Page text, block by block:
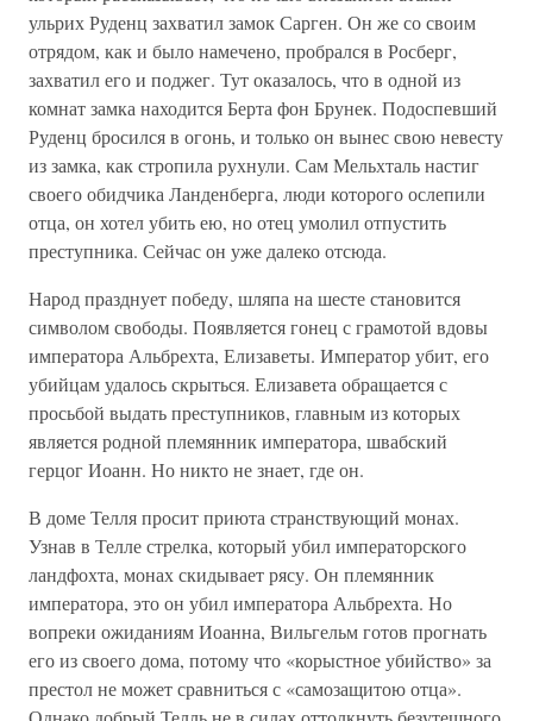
ульрих Руденц захватил замок Сарген. Он же со своим
отрядом, как и было намечено, пробрался в Росберг,
захватил его и поджег. Тут оказалось, что в одной из
комнат замка находится Берта фон Брунек. Подоспевший
Руденц бросился в огонь, и только он вынес свою невесту
из замка, как стропила рухнули. Сам Мельхталь настиг
своего обидчика Ланденберга, люди которого ослепили
отца, он хотел убить ею, но отец умолил отпустить
преступника. Сейчас он уже далеко отсюда.
Народ празднует победу, шляпа на шесте становится
символом свободы. Появляется гонец с грамотой вдовы
императора Альбрехта, Елизаветы. Император убит, его
убийцам удалось скрыться. Елизавета обращается с
просьбой выдать преступников, главным из которых
является родной племянник императора, швабский
герцог Иоанн. Но никто не знает, где он.
В доме Телля просит приюта странствующий монах.
Узнав в Телле стрелка, который убил императорского
ландфохта, монах скидывает рясу. Он племянник
императора, это он убил императора Альбрехта. Но
вопреки ожиданиям Иоанна, Вильгельм готов прогнать
его из своего дома, потому что «корыстное убийство» за
престол не может сравниться с «самозащитою отца».